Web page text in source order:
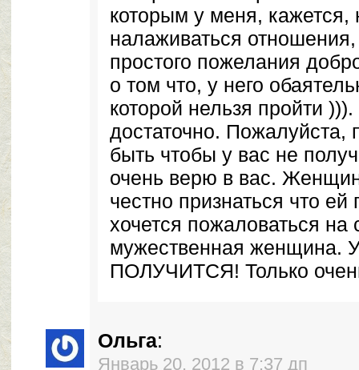
которым у меня, кажется,
налаживаться
простого пожелания
о том что, у него
которой нельзя пройти
достаточно. Пожалуйста,
быть чтобы у вас не
очень верю в вас.
честно признаться что ей
хочется пожаловаться
мужественная женщина.
ПОЛУЧИТСЯ! Только
Ольга:
Январь 20, 2012 в 7:37 дп